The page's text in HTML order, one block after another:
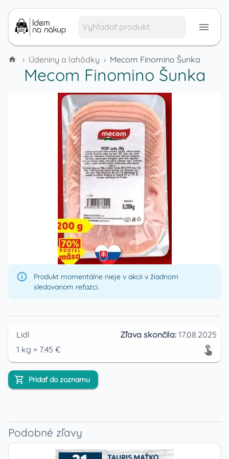
› Údeniny a lahôdky › Mecom Finomino Šunka
Mecom Finomino Šunka
Produkt momentálne nieje v akcii v žiadnom
sledovanom reťazci.
Lidl Zľava skončila: 17.08.2025
1 kg = 7.45 €
Pridať do zoznamu
Podobné zľavy